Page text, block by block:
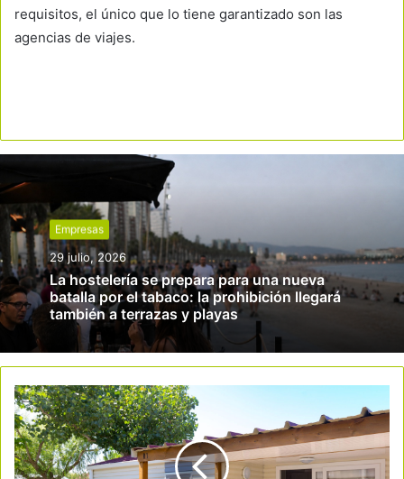
requisitos, el único que lo tiene garantizado son las
agencias de viajes.
Empresas
29 julio, 2026
La hostelería se prepara para una nueva
batalla por el tabaco: la prohibición llegará
también a terrazas y playas